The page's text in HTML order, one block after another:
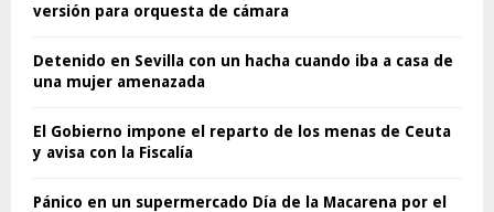
versión para orquesta de cámara
Detenido en Sevilla con un hacha cuando iba a casa de
una mujer amenazada
El Gobierno impone el reparto de los menas de Ceuta
y avisa con la Fiscalía
Pánico en un supermercado Día de la Macarena por el